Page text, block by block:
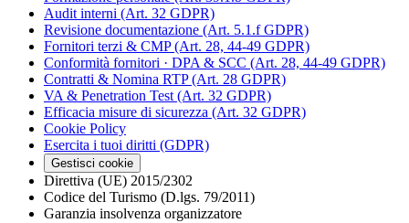
Audit interni (Art. 32 GDPR)
Revisione documentazione (Art. 5.1.f GDPR)
Fornitori terzi & CMP (Art. 28, 44-49 GDPR)
Conformità fornitori · DPA & SCC (Art. 28, 44-49 GDPR)
Contratti & Nomina RTP (Art. 28 GDPR)
VA & Penetration Test (Art. 32 GDPR)
Efficacia misure di sicurezza (Art. 32 GDPR)
Cookie Policy
Esercita i tuoi diritti (GDPR)
Gestisci cookie
Direttiva (UE) 2015/2302
Codice del Turismo (D.lgs. 79/2011)
Garanzia insolvenza organizzatore